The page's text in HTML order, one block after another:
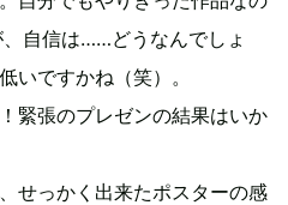
自信は……どうなんでしょ
ですかね（笑）。
せっかく出来たポスターの感